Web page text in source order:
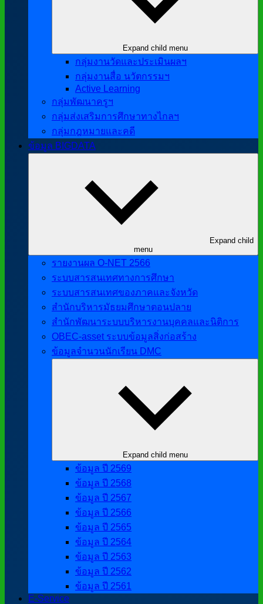
Expand child menu
กลุ่มงานวัดและประเมินผลฯ
กลุ่มงานสื่อ นวัตกรรมฯ
Active Learning
กลุ่มพัฒนาครูฯ
กลุ่มส่งเสริมการศึกษาทางไกลฯ
กลุ่มกฎหมายและคดี
ข้อมูล BIGDATA
Expand child
menu
รายงานผล O-NET 2566
ระบบสารสนเทศทางการศึกษา
ระบบสารสนเทศของภาคและจังหวัด
สำนักบริหารมัธยมศึกษาตอนปลาย
สำนักพัฒนาระบบบริหารงานบุคคลและนิติการ
OBEC-asset ระบบข้อมูลสิ่งก่อสร้าง
ข้อมูลจำนวนนักเรียน DMC
Expand child menu
ข้อมูล ปี 2569
ข้อมูล ปี 2568
ข้อมูล ปี 2567
ข้อมูล ปี 2566
ข้อมูล ปี 2565
ข้อมูล ปี 2564
ข้อมูล ปี 2563
ข้อมูล ปี 2562
ข้อมูล ปี 2561
E-Service